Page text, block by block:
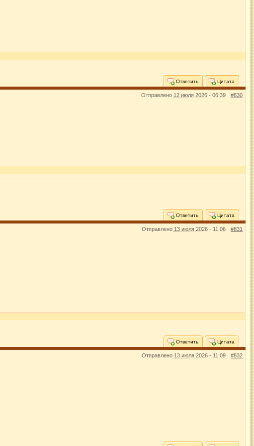
Цитата
Ответить
#830
Отправлено 12 июля 2026 - 06:39
Цитата
Ответить
#831
Отправлено 13 июля 2026 - 11:06
Цитата
Ответить
#832
Отправлено 13 июля 2026 - 11:09